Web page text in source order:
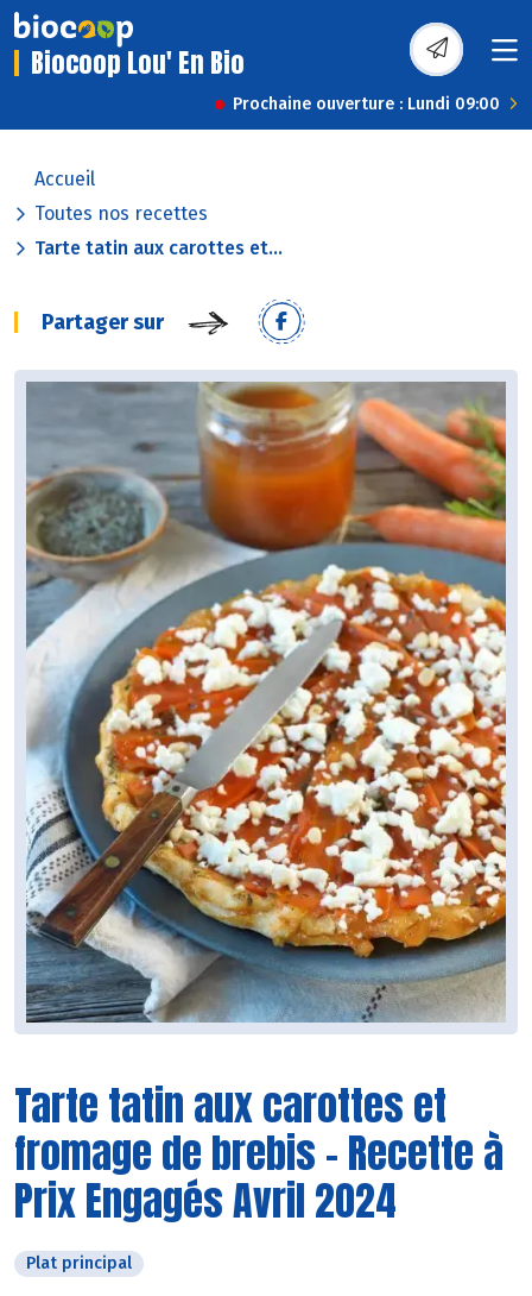
Biocoop Lou' En Bio
Prochaine ouverture : Lundi 09:00
Accueil
Toutes nos recettes
Tarte tatin aux carottes et...
Partager sur
Tarte tatin aux carottes et
fromage de brebis - Recette à
Prix Engagés Avril 2024
Plat principal